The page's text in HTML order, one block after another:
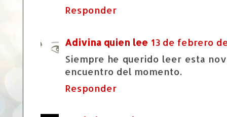
Responder
Adivina quien lee 13 de febrero
Siempre he querido leer esta
encuentro del momento.
Responder